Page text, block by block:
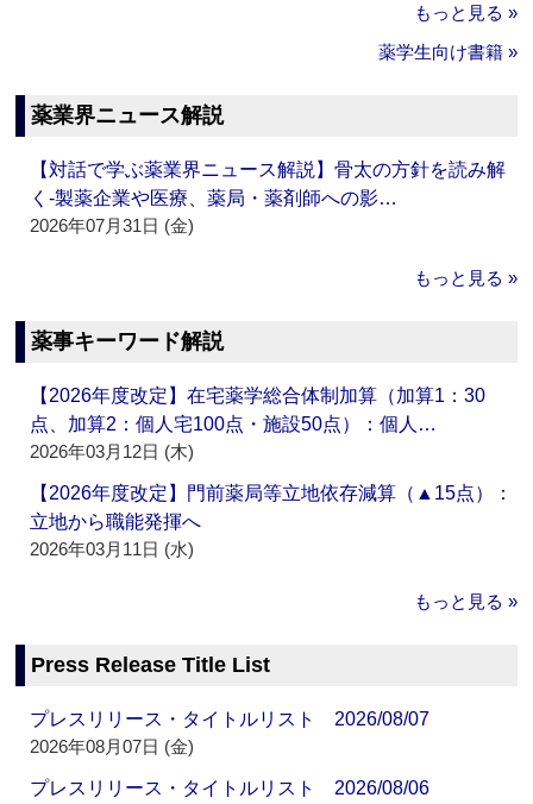
もっと見る »
薬学生向け書籍 »
薬業界ニュース解説
【対話で学ぶ薬業界ニュース解説】骨太の方針を読み解
く‐製薬企業や医療、薬局・薬剤師への影…
2026年07月31日 (金)
もっと見る »
薬事キーワード解説
【2026年度改定】在宅薬学総合体制加算（加算1：30
点、加算2：個人宅100点・施設50点）：個人…
2026年03月12日 (木)
【2026年度改定】門前薬局等立地依存減算（▲15点）：
立地から職能発揮へ
2026年03月11日 (水)
もっと見る »
Press Release Title List
プレスリリース・タイトルリスト 2026/08/07
2026年08月07日 (金)
プレスリリース・タイトルリスト 2026/08/06